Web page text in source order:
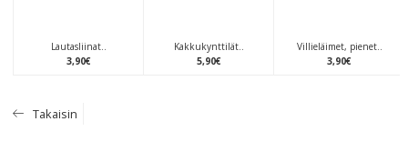
Lautasliinat..
3,90€
Kakkukynttilät..
5,90€
Villieläimet, pienet..
3,90€
Takaisin